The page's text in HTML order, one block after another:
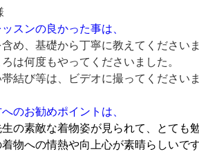
スンの良かった事は、
含め、基礎から丁寧に教えてください
は何度もやってくださいました。
結び等は、ビデオに撮ってくださいま
のお勧めポイントは、
の素敵な着物姿が見られて、とても
物への情熱や向上心が素晴らしいです